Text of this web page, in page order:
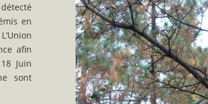
en
afin
Juin
sont